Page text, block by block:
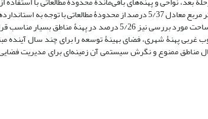
مناسب و بسیار مناسب طبقه‌بندی شدند. نتایج نشان داد که 4/61 کیلومتر مربع معادل 5/37
اغلب منطبق بر قسمت‌های شمالی و شمال شرقی کامیاران است. از کل مساحت مورد
غربی پهنۀ شهری، فضای بهینۀ توسعه را برای چند سال آینده
مناطق ممنوع و نگرش سیستمی آن زمینه‌ای برای مدیریت